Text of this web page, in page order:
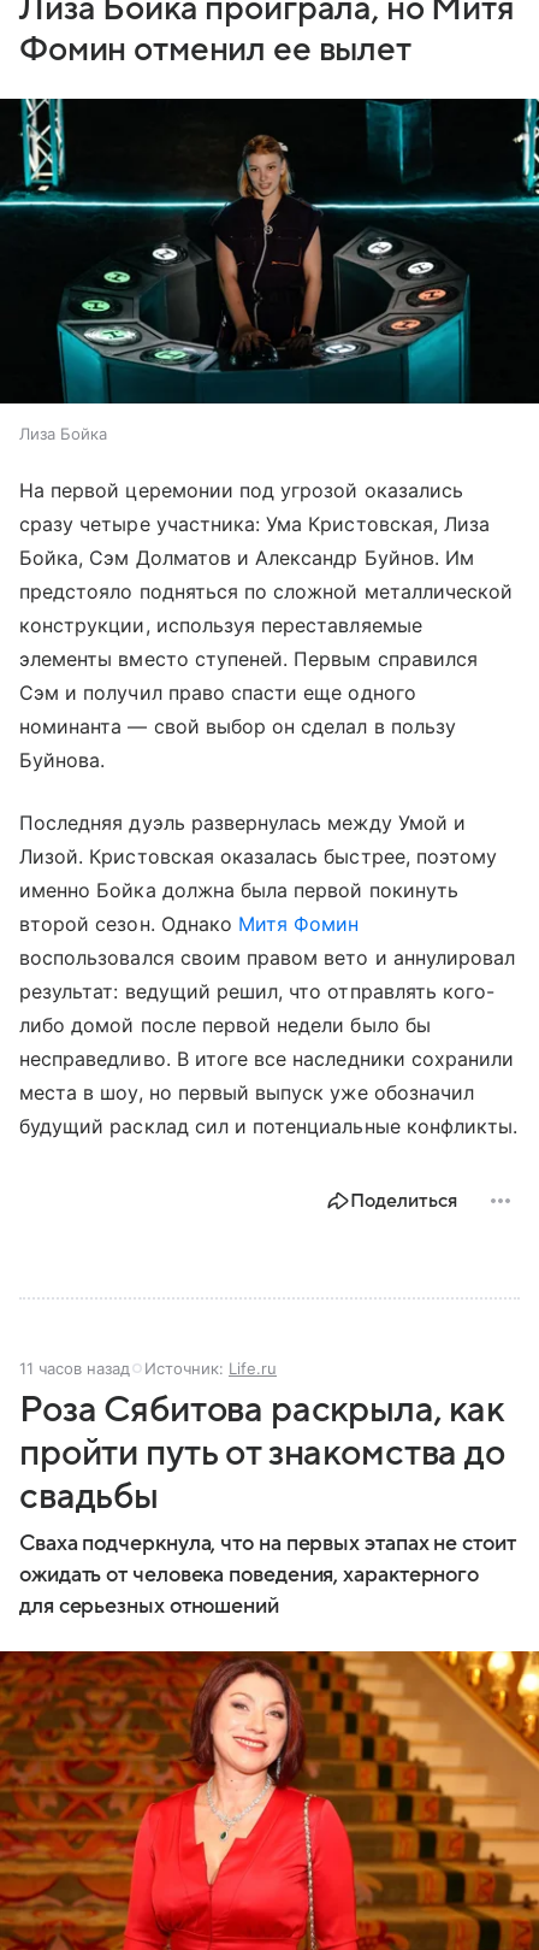
Лиза Бойка проиграла, но Митя
Фомин отменил ее вылет
Лиза Бойка
На первой церемонии под угрозой оказались
сразу четыре участника: Ума Кристовская, Лиза
Бойка, Сэм Долматов и Александр Буйнов. Им
предстояло подняться по сложной металлической
конструкции, используя переставляемые
элементы вместо ступеней. Первым справился
Сэм и получил право спасти еще одного
номинанта — свой выбор он сделал в пользу
Буйнова.
Последняя дуэль развернулась между Умой и
Лизой. Кристовская оказалась быстрее, поэтому
именно Бойка должна была первой покинуть
второй сезон. Однако Митя Фомин
воспользовался своим правом вето и аннулировал
результат: ведущий решил, что отправлять кого-
либо домой после первой недели было бы
несправедливо. В итоге все наследники сохранили
места в шоу, но первый выпуск уже обозначил
будущий расклад сил и потенциальные конфликты.
Поделиться
11 часов назад Источник: Life.ru
Роза Сябитова раскрыла, как
пройти путь от знакомства до
свадьбы
Сваха подчеркнула, что на первых этапах не стоит
ожидать от человека поведения, характерного
для серьезных отношений